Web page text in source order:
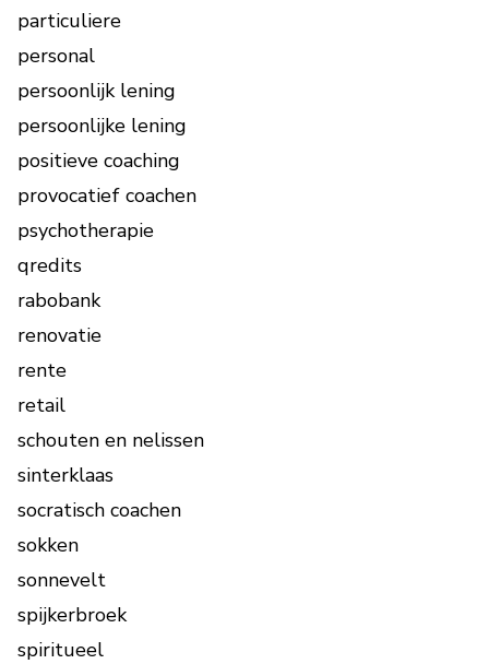
particuliere
personal
persoonlijk lening
persoonlijke lening
positieve coaching
provocatief coachen
psychotherapie
qredits
rabobank
renovatie
rente
retail
schouten en nelissen
sinterklaas
socratisch coachen
sokken
sonnevelt
spijkerbroek
spiritueel